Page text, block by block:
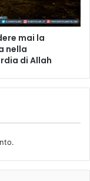
mai la
nella
di Allah